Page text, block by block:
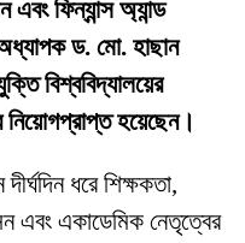
ফিন্যান্স অ্যান্ড
অধ্যাপক ড. মো. হাছান
বিশ্ববিদ্যালয়ের
নিয়োগপ্রাপ্ত হয়েছেন।
ধরে শিক্ষকতা,
এবং একাডেমিক নেতৃত্বের